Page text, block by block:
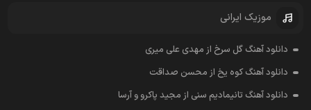
موزیک ایرانی
دانلود آهنگ گل سرخ از مهدی علی میری
دانلود آهنگ کوه یخ از محسن صداقت
دانلود آهنگ تانیمادیم سنی از مجید پاکرو و آرسا